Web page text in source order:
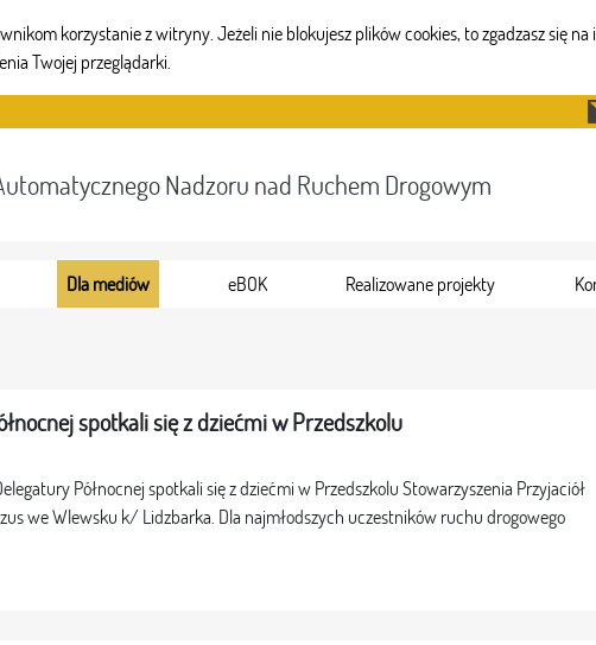
korzystanie z witryny. Jeżeli nie blokujesz plików cookies, to zgadzasz się na
Twojej przeglądarki.
Nadzoru nad Ruchem Drogowym
Dla mediów eBOK Realizowane projekty
spotkali się z dziećmi w Przedszkolu
Północnej spotkali się z dziećmi w Przedszkolu Stowarzyszenia Przyjaciół
we Wlewsku k/ Lidzbarka. Dla najmłodszych uczestników ruchu drogowego